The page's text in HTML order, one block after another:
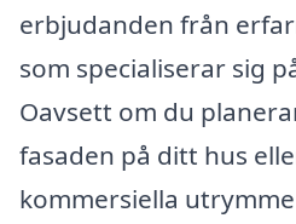
erbjudanden från
som specialiserar sig
Oavsett om du
fasaden på ditt hus
kommersiella